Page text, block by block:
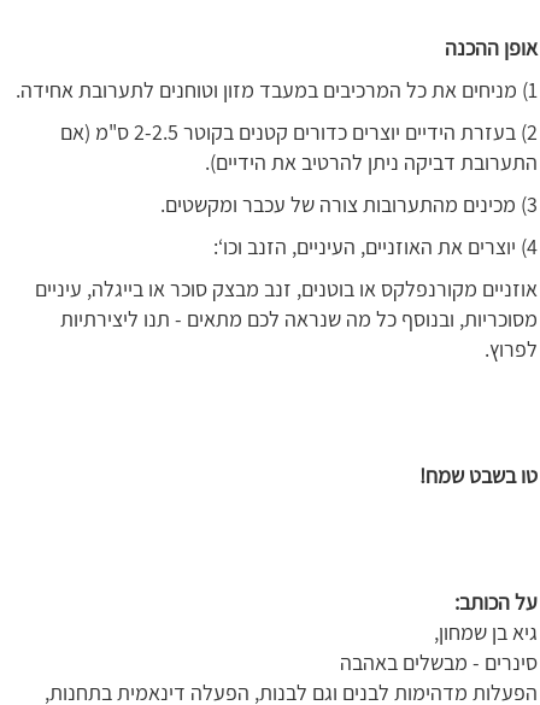
אופן ההכנה
1) מניחים את כל המרכיבים במעבד מזון וטוחנים לתערובת אחידה.
2) בעזרת הידיים יוצרים כדורים קטנים בקוטר 2-2.5 ס"מ (אם
התערובת דביקה ניתן להרטיב את הידיים).
3) מכינים מהתערובות צורה של עכבר ומקשטים.
4) יוצרים את האוזניים, העיניים, הזנב וכו‘:
אוזניים מקורנפלקס או בוטנים, זנב מבצק סוכר או בייגלה, עיניים
מסוכריות, ובנוסף כל מה שנראה לכם מתאים - תנו ליצירתיות
לפרוץ.
טו בשבט שמח!
על הכותב:
גיא בן שמחון,
סינרים - מבשלים באהבה
הפעלות מדהימות לבנים וגם לבנות, הפעלה דינאמית בתחנות,